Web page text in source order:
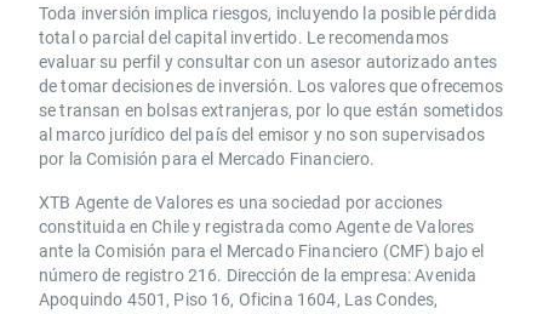
Toda inversión implica riesgos, incluyendo la posible pérdida
total o parcial del capital invertido. Le recomendamos
evaluar su perfil y consultar con un asesor autorizado antes
de tomar decisiones de inversión. Los valores que ofrecemos
se transan en bolsas extranjeras, por lo que están sometidos
al marco jurídico del país del emisor y no son supervisados
por la Comisión para el Mercado Financiero.
XTB Agente de Valores es una sociedad por acciones
constituida en Chile y registrada como Agente de Valores
ante la Comisión para el Mercado Financiero (CMF) bajo el
número de registro 216. Dirección de la empresa: Avenida
Apoquindo 4501, Piso 16, Oficina 1604, Las Condes,